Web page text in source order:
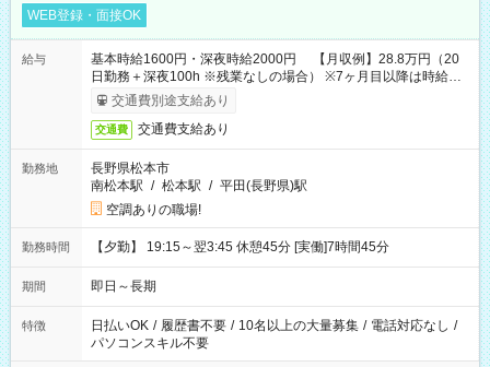
WEB登録・面接OK
給与
基本時給1600円・深夜時給2000円 【月収例】28.8万円（20
日勤務＋深夜100h ※残業なしの場合） ※7ヶ月目以降は時給
1230円・深夜時給1538円となります。
交通費別途支給あり
交通費 交通費支給あり
勤務地
長野県松本市
南松本駅 / 松本駅 / 平田(長野県)駅
空調ありの職場!
勤務時間 【夕勤】 19:15～翌3:45 休憩45分 [実働]7時間45分
期間 即日～長期
特徴 日払いOK / 履歴書不要 / 10名以上の大量募集 / 電話対応なし /
パソコンスキル不要